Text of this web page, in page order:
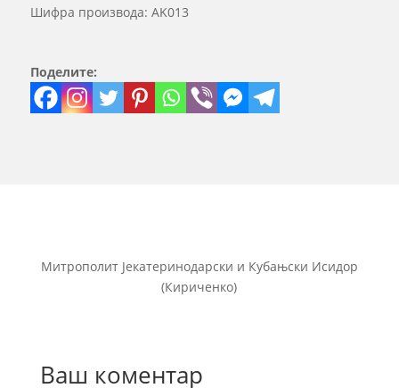
Шифра производа: AK013
Поделите:
Митрополит Јекатеринодарски и Кубањски Исидор
(Кириченко)
Ваш коментар